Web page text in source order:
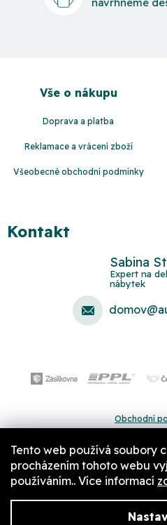
Tento web používá soubory
procházením tohoto webu
používáním.. Více informací
navrhneme
Vše o nákupu
Doprava a platba
Reklamace a vrácení zboží
Všeobecné obchodní podmínky
Kontakt
Sabina
domov@
Obchodní
Pravidla a